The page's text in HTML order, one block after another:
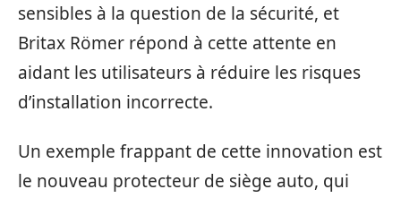
sensibles à la question de la sécurité, et
Britax Römer répond à cette attente en
aidant les utilisateurs à réduire les risques
d’installation incorrecte.
Un exemple frappant de cette innovation est
le nouveau protecteur de siège auto, qui